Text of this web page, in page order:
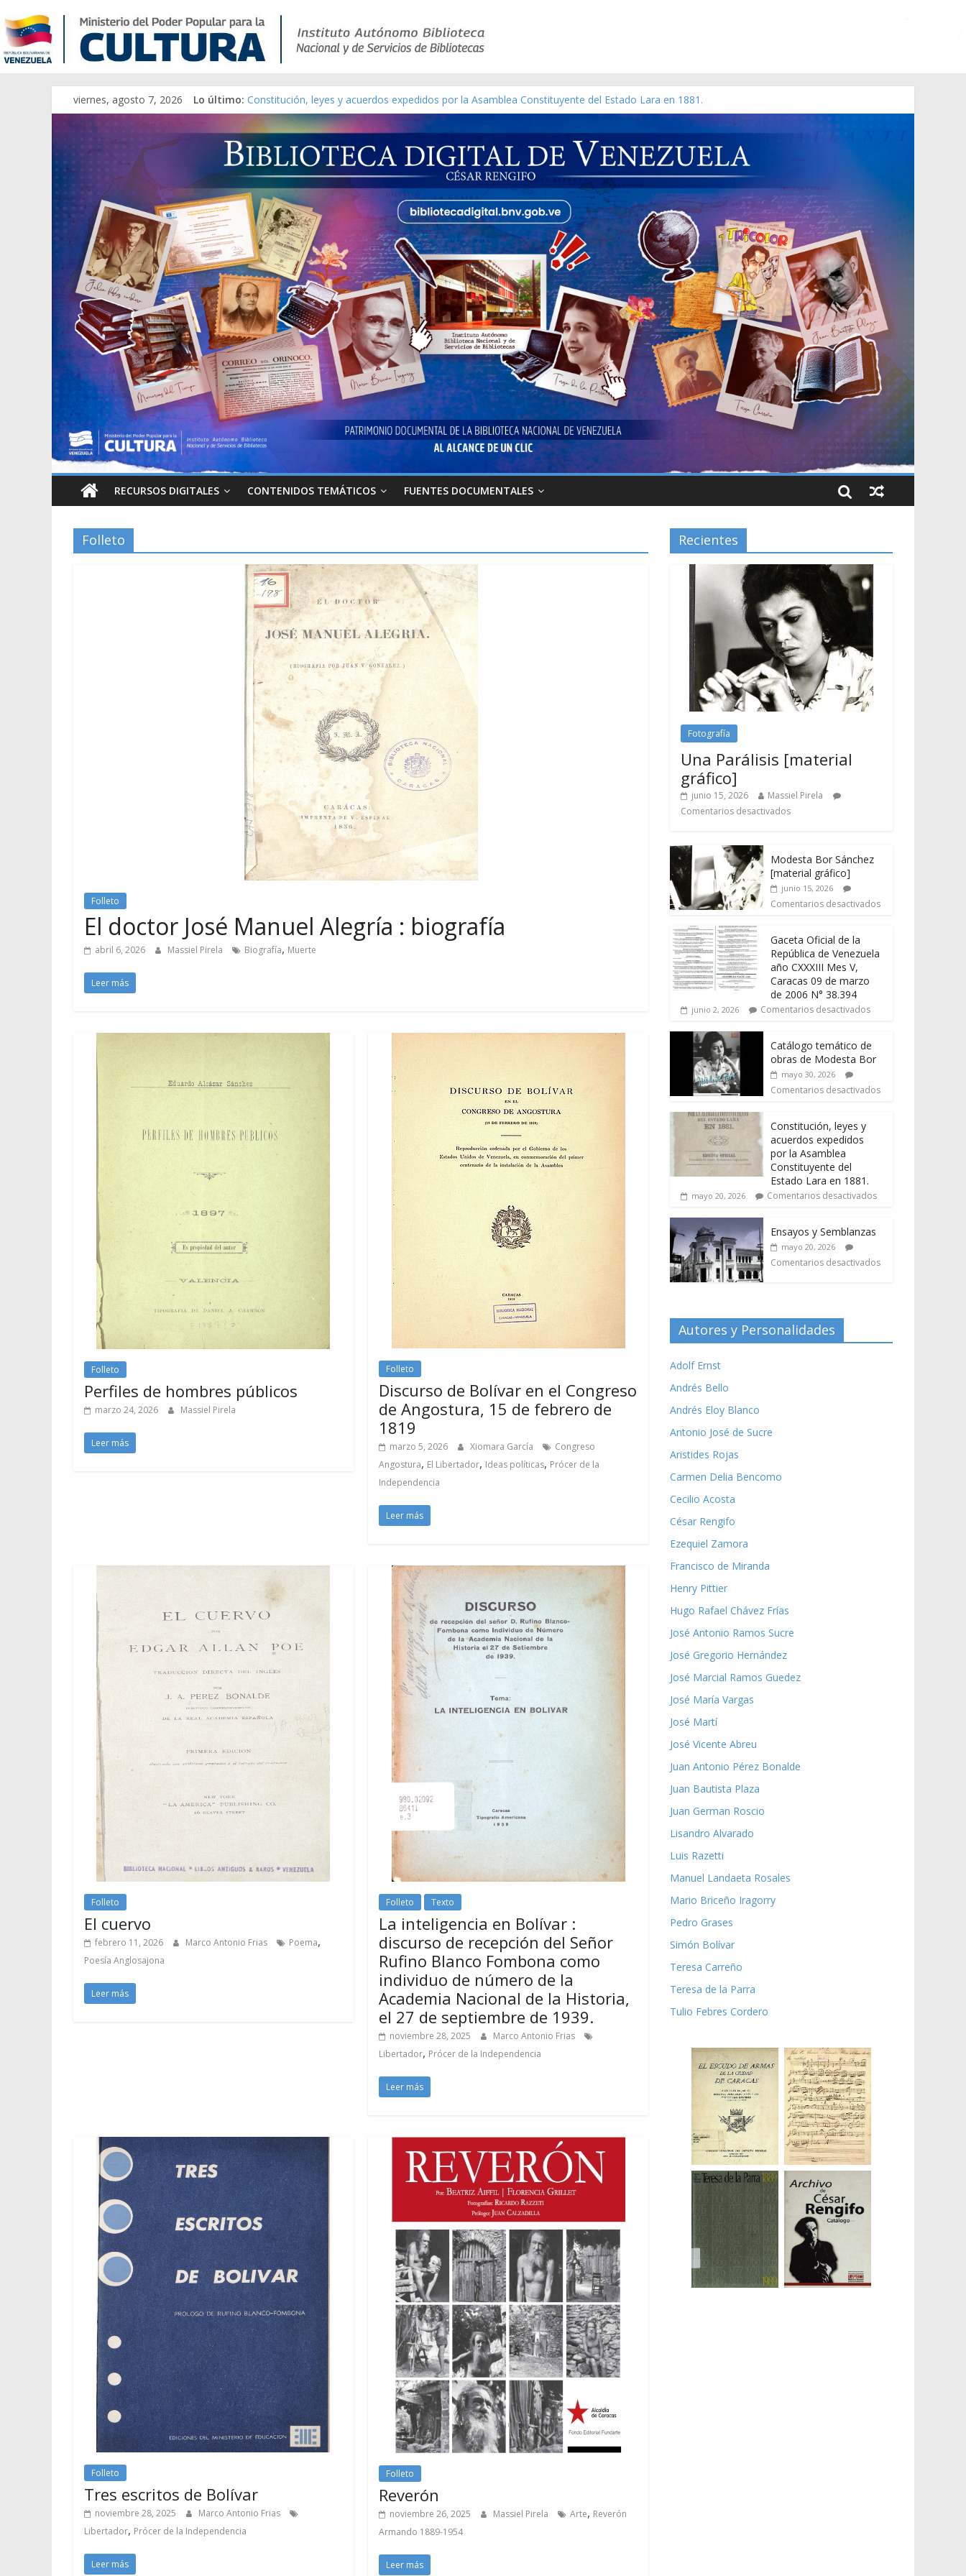
viernes, agosto 7, 2026 Lo último:
Catálogo temático de obras de Modesta Bor
Constitución, leyes y acuerdos expedidos por la Asamblea Constituyente del Estado Lara en 1881.
Una Parálisis [material gráfico]
Modesta Bor Sánchez [material gráfico]
Gaceta Oficial de la República de Venezuela año CXXXIII Mes V, Caracas 09 de marzo de 2006 N° 38.394
RECURSOS DIGITALES CONTENIDOS TEMÁTICOS FUENTES DOCUMENTALES
Folleto
Folleto
El doctor José Manuel Alegría : biografía
abril 6, 2026 Massiel Pirela Biografía, Muerte
Leer más
Folleto
Perfiles de hombres públicos
marzo 24, 2026 Massiel Pirela
Leer más
Folleto
Discurso de Bolívar en el Congreso
de Angostura, 15 de febrero de
1819
marzo 5, 2026 Xiomara García
Congreso
Angostura, El Libertador, Ideas políticas, Prócer de la
Independencia
Leer más
Folleto
El cuervo
febrero 11, 2026 Marco Antonio Frias Poema,
Poesía Anglosajona
Leer más
Folleto Texto
La inteligencia en Bolívar :
discurso de recepción del Señor
Rufino Blanco Fombona como
individuo de número de la
Academia Nacional de la Historia,
el 27 de septiembre de 1939.
noviembre 28, 2025
Marco Antonio Frias
Libertador, Prócer de la Independencia
Leer más
Folleto
Tres escritos de Bolívar
noviembre 28, 2025
Marco Antonio Frias
Libertador, Prócer de la Independencia
Leer más
Folleto
Reverón
noviembre 26, 2025 Massiel Pirela Arte, Reverón
Armando 1889-1954
Leer más
Recientes
Fotografía
Una Parálisis [material
gráfico]
junio 15, 2026
Massiel Pirela
Comentarios desactivados
Modesta Bor Sánchez
[material gráfico]
junio 15, 2026
Comentarios desactivados
Gaceta Oficial de la
República de Venezuela
año CXXXIII Mes V,
Caracas 09 de marzo
de 2006 N° 38.394
junio 2, 2026 Comentarios desactivados
Catálogo temático de
obras de Modesta Bor
mayo 30, 2026
Comentarios desactivados
Constitución, leyes y
acuerdos expedidos
por la Asamblea
Constituyente del
Estado Lara en 1881.
mayo 20, 2026 Comentarios desactivados
Ensayos y Semblanzas
mayo 20, 2026
Comentarios desactivados
Autores y Personalidades
Adolf Ernst
Andrés Bello
Andrés Eloy Blanco
Antonio José de Sucre
Aristides Rojas
Carmen Delia Bencomo
Cecilio Acosta
César Rengifo
Ezequiel Zamora
Francisco de Miranda
Henry Pittier
Hugo Rafael Chávez Frías
José Antonio Ramos Sucre
José Gregorio Hernández
José Marcial Ramos Guedez
José María Vargas
José Martí
José Vicente Abreu
Juan Antonio Pérez Bonalde
Juan Bautista Plaza
Juan German Roscio
Lisandro Alvarado
Luis Razetti
Manuel Landaeta Rosales
Mario Briceño Iragorry
Pedro Grases
Simón Bolívar
Teresa Carreño
Teresa de la Parra
Tulio Febres Cordero